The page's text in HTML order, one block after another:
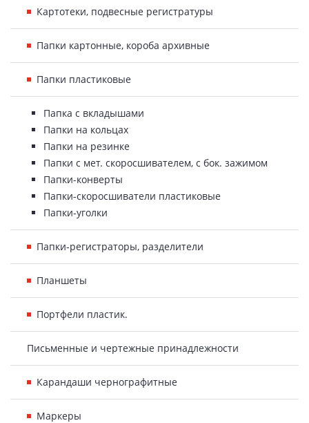
Картотеки, подвесные регистратуры
Папки картонные, короба архивные
Папки пластиковые
Папка с вкладышами
Папки на кольцах
Папки на резинке
Папки с мет. скоросшивателем, с бок. зажимом
Папки-конверты
Папки-скоросшиватели пластиковые
Папки-уголки
Папки-регистраторы, разделители
Планшеты
Портфели пластик.
Письменные и чертежные принадлежности
Карандаши чернографитные
Маркеры